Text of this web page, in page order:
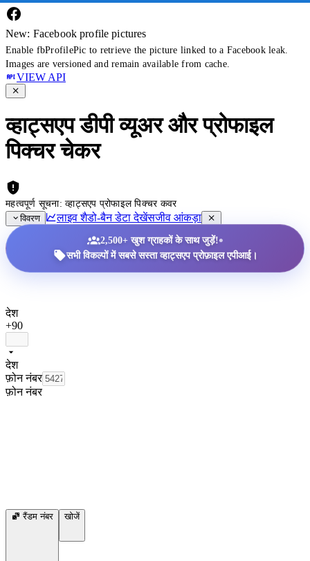
New: Facebook profile pictures
Enable fbProfilePic to retrieve the picture linked to a Facebook leak.
Images are versioned and remain available from cache.
VIEW API
व्हाट्सएप डीपी व्यूअर और प्रोफाइल
पिक्चर चेकर
महत्वपूर्ण सूचना: व्हाट्सएप प्रोफाइल पिक्चर कवर
विवरण
लाइव शैडो-बैन डेटा देखेंसजीव आंकड़ा
2,500+ खुश ग्राहकों के साथ जुड़ें!•
सभी विकल्पों में सबसे सस्ता व्हाट्सएप प्रोफ़ाइल एपीआई।
देश
+90
देश
फ़ोन नंबर
फ़ोन नंबर
रैंडम नंबर खोजें